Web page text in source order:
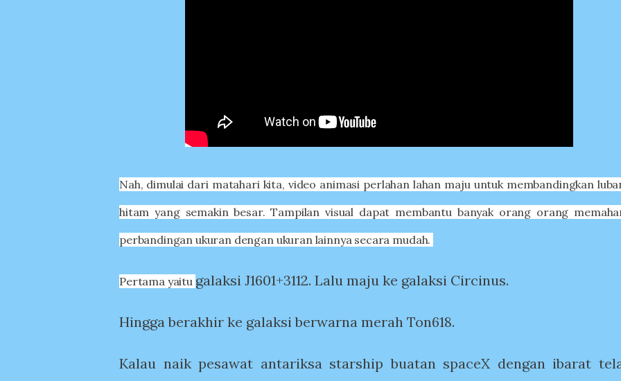
Nah, dimulai dari matahari kita, video animasi perlahan lahan maju untuk membandingkan
hitam yang semakin besar. Tampilan visual dapat membantu banyak orang orang
perbandingan ukuran dengan ukuran lainnya secara mudah.
Pertama yaitugalaksi J1601+3112. Lalu maju ke galaksi Circinus.
Hingga berakhir ke galaksi berwarna merah Ton618.
Kalau naik pesawat antariksa starship buatan spaceX dengan ibarat